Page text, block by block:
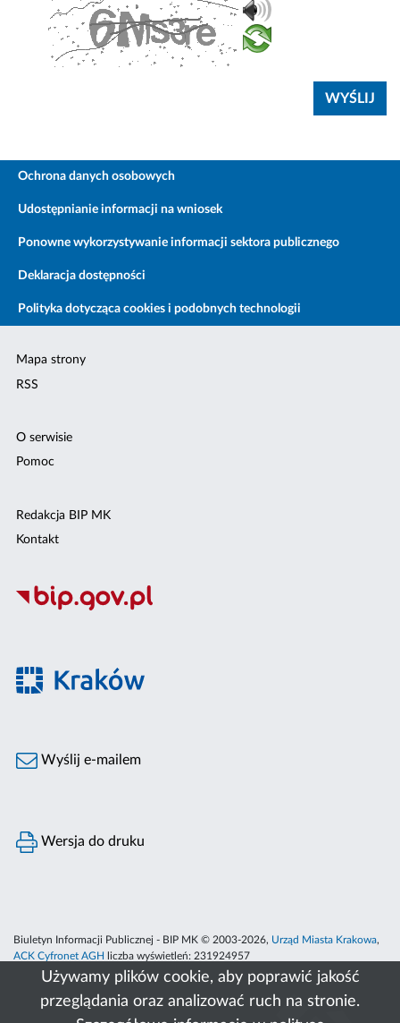
Używamy plików cookie, aby poprawić jakość
przeglądania oraz analizować ruch na stronie.
Ochrona danych osobowych
Udostępnianie informacji na wniosek
Ponowne wykorzystywanie informacji sektora publicznego
Deklaracja dostępności
Polityka dotycząca cookies i podobnych technologii
Mapa strony
RSS
O serwisie
Pomoc
Redakcja BIP MK
Kontakt
Wyślij e-mailem
Wersja do druku
Biuletyn Informacji Publicznej - BIP MK © 2003-2026, Urząd Miasta Krakowa,
ACK Cyfronet AGH
liczba wyświetleń: 231924957